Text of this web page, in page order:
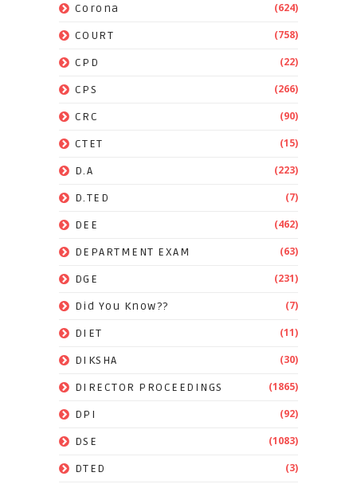
Corona (624)
COURT (758)
CPD (22)
CPS (266)
CRC (90)
CTET (15)
D.A (223)
D.TED (7)
DEE (462)
DEPARTMENT EXAM (63)
DGE (231)
Did You Know?? (7)
DIET (11)
DIKSHA (30)
DIRECTOR PROCEEDINGS (1865)
DPI (92)
DSE (1083)
DTED (3)